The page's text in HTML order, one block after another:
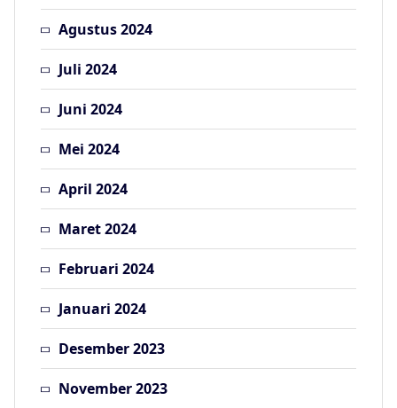
Agustus 2024
Juli 2024
Juni 2024
Mei 2024
April 2024
Maret 2024
Februari 2024
Januari 2024
Desember 2023
November 2023